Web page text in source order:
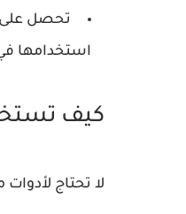
تحصل على
استخدامها
كيف
لا تحتاج